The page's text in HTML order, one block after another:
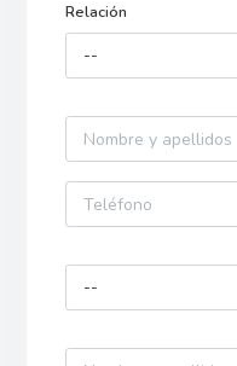
Relación
--
--